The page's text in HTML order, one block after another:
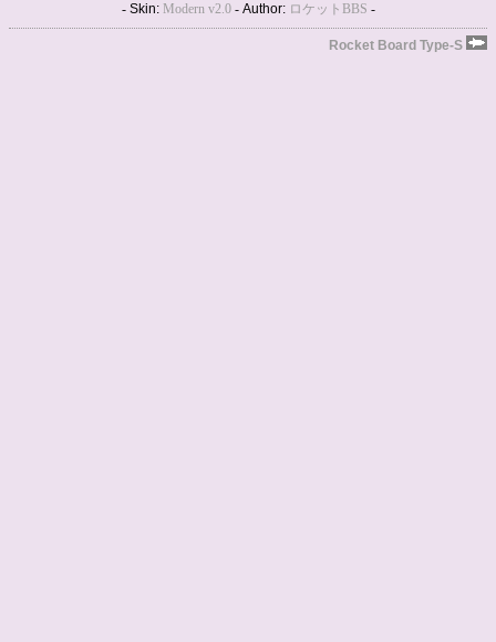
- Skin: Modern v2.0- Author: ロケットBBS -
Rocket Board Type-S